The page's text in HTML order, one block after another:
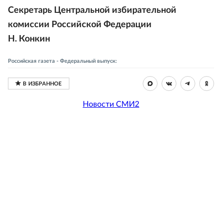
Секретарь Центральной избирательной
комиссии Российской Федерации
Н. Конкин
Российская газета - Федеральный выпуск:
Новости СМИ2